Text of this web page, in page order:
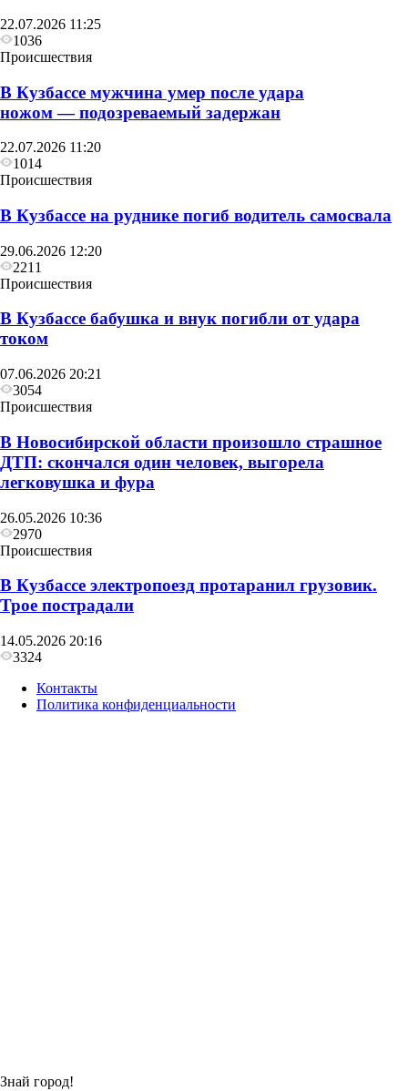
22.07.2026 11:25
1036
Происшествия
В Кузбассе мужчина умер после удара
ножом — подозреваемый задержан
22.07.2026 11:20
1014
Происшествия
В Кузбассе на руднике погиб водитель самосвала
29.06.2026 12:20
2211
Происшествия
В Кузбассе бабушка и внук погибли от удара
током
07.06.2026 20:21
3054
Происшествия
В Новосибирской области произошло страшное
ДТП: скончался один человек, выгорела
легковушка и фура
26.05.2026 10:36
2970
Происшествия
В Кузбассе электропоезд протаранил грузовик.
Трое пострадали
14.05.2026 20:16
3324
Контакты
Политика конфиденциальности
Знай город!